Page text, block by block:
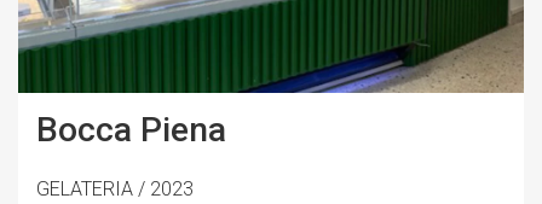
Bocca Piena
GELATERIA / 2023